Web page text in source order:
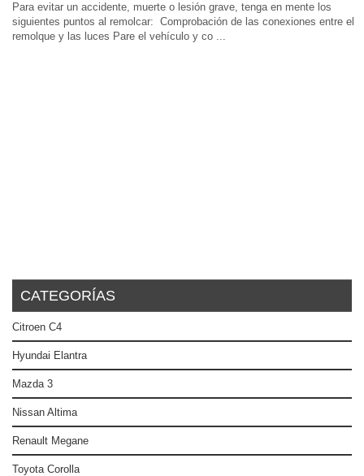
Para evitar un accidente, muerte o lesión grave, tenga en mente los
siguientes puntos al remolcar: Comprobación de las conexiones entre el
remolque y las luces Pare el vehículo y co ...
CATEGORÍAS
Citroen C4
Hyundai Elantra
Mazda 3
Nissan Altima
Renault Megane
Toyota Corolla